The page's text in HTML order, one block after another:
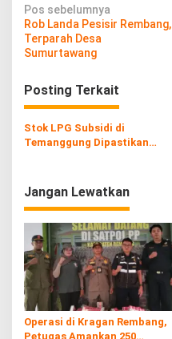
N
a
v
i
g
a
s
p
o
s
Pos sebelumnya
Rob Landa Pesisir Rembang,
Terparah Desa
Sumurtawang
Posting Terkait
Stok LPG Subsidi di
Temanggung Dipastikan
Jangan Lewatkan
Operasi di Kragan Rembang,
Petugas Amankan 250